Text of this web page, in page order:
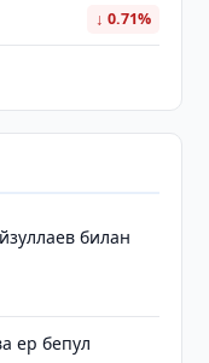
↓ 0.71%
билан
ер бепул